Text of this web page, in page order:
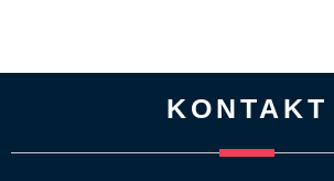
KONTAKT